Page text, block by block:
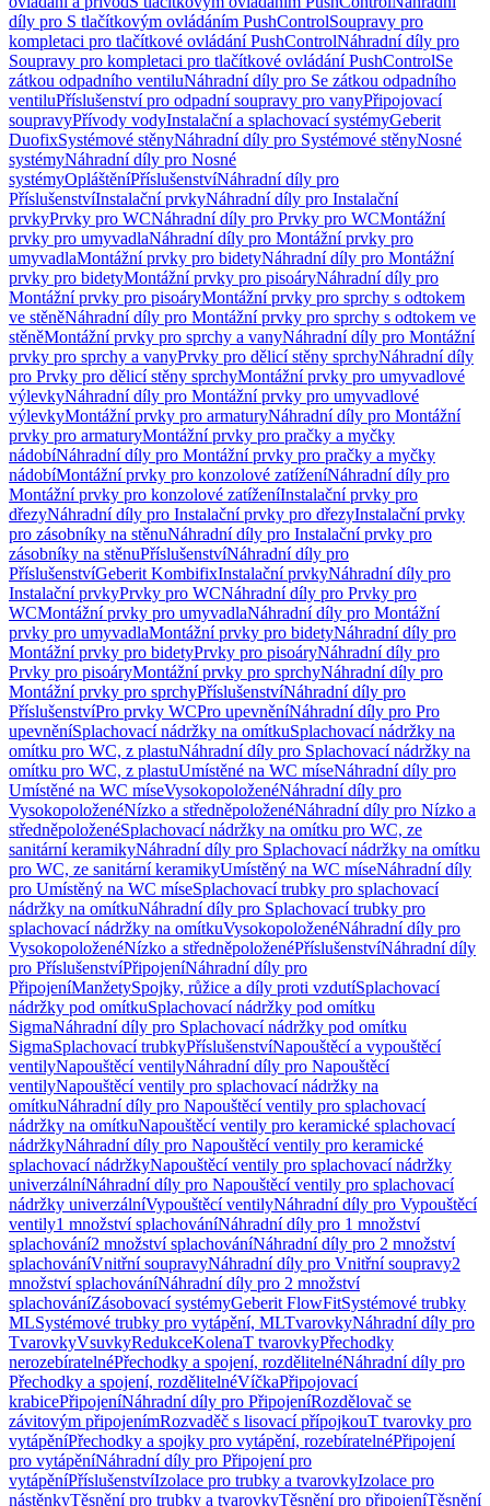
díly pro S tlačítkovým ovládáním PushControlSoupravy pro
kompletaci pro tlačítkové ovládání PushControlNáhradní díly pro
Soupravy pro kompletaci pro tlačítkové ovládání PushControlSe
zátkou odpadního ventiluNáhradní díly pro Se zátkou odpadního
ventiluPříslušenství pro odpadní soupravy pro vanyPřipojovací
soupravyPřívody vodyInstalační a splachovací systémyGeberit
DuofixSystémové stěnyNáhradní díly pro Systémové stěnyNosné
systémyNáhradní díly pro Nosné
systémyOpláštěníPříslušenstvíNáhradní díly pro
PříslušenstvíInstalační prvkyNáhradní díly pro Instalační
prvkyPrvky pro WCNáhradní díly pro Prvky pro WCMontážní
prvky pro umyvadlaNáhradní díly pro Montážní prvky pro
umyvadlaMontážní prvky pro bidetyNáhradní díly pro Montážní
prvky pro bidetyMontážní prvky pro pisoáryNáhradní díly pro
Montážní prvky pro pisoáryMontážní prvky pro sprchy s odtokem
ve stěněNáhradní díly pro Montážní prvky pro sprchy s odtokem ve
stěněMontážní prvky pro sprchy a vanyNáhradní díly pro Montážní
prvky pro sprchy a vanyPrvky pro dělicí stěny sprchyNáhradní díly
pro Prvky pro dělicí stěny sprchyMontážní prvky pro umyvadlové
výlevkyNáhradní díly pro Montážní prvky pro umyvadlové
výlevkyMontážní prvky pro armaturyNáhradní díly pro Montážní
prvky pro armaturyMontážní prvky pro pračky a myčky
nádobíNáhradní díly pro Montážní prvky pro pračky a myčky
nádobíMontážní prvky pro konzolové zatíženíNáhradní díly pro
Montážní prvky pro konzolové zatíženíInstalační prvky pro
dřezyNáhradní díly pro Instalační prvky pro dřezyInstalační prvky
pro zásobníky na stěnuNáhradní díly pro Instalační prvky pro
zásobníky na stěnuPříslušenstvíNáhradní díly pro
PříslušenstvíGeberit KombifixInstalační prvkyNáhradní díly pro
Instalační prvkyPrvky pro WCNáhradní díly pro Prvky pro
WCMontážní prvky pro umyvadlaNáhradní díly pro Montážní
prvky pro umyvadlaMontážní prvky pro bidetyNáhradní díly pro
Montážní prvky pro bidetyPrvky pro pisoáryNáhradní díly pro
Prvky pro pisoáryMontážní prvky pro sprchyNáhradní díly pro
Montážní prvky pro sprchyPříslušenstvíNáhradní díly pro
PříslušenstvíPro prvky WCPro upevněníNáhradní díly pro Pro
upevněníSplachovací nádržky na omítkuSplachovací nádržky na
omítku pro WC, z plastuNáhradní díly pro Splachovací nádržky na
omítku pro WC, z plastuUmístěné na WC míseNáhradní díly pro
Umístěné na WC míseVysokopoloženéNáhradní díly pro
VysokopoloženéNízko a středněpoloženéNáhradní díly pro Nízko a
středněpoloženéSplachovací nádržky na omítku pro WC, ze
sanitární keramikyNáhradní díly pro Splachovací nádržky na omítku
pro WC, ze sanitární keramikyUmístěný na WC míseNáhradní díly
pro Umístěný na WC míseSplachovací trubky pro splachovací
nádržky na omítkuNáhradní díly pro Splachovací trubky pro
splachovací nádržky na omítkuVysokopoloženéNáhradní díly pro
VysokopoloženéNízko a středněpoloženéPříslušenstvíNáhradní díly
pro PříslušenstvíPřipojeníNáhradní díly pro
PřipojeníManžetySpojky, růžice a díly proti vzdutíSplachovací
nádržky pod omítkuSplachovací nádržky pod omítku
SigmaNáhradní díly pro Splachovací nádržky pod omítku
SigmaSplachovací trubkyPříslušenstvíNapouštěcí a vypouštěcí
ventilyNapouštěcí ventilyNáhradní díly pro Napouštěcí
ventilyNapouštěcí ventily pro splachovací nádržky na
omítkuNáhradní díly pro Napouštěcí ventily pro splachovací
nádržky na omítkuNapouštěcí ventily pro keramické splachovací
nádržkyNáhradní díly pro Napouštěcí ventily pro keramické
splachovací nádržkyNapouštěcí ventily pro splachovací nádržky
univerzálníNáhradní díly pro Napouštěcí ventily pro splachovací
nádržky univerzálníVypouštěcí ventilyNáhradní díly pro Vypouštěcí
ventily1 množství splachováníNáhradní díly pro 1 množství
splachování2 množství splachováníNáhradní díly pro 2 množství
splachováníVnitřní soupravyNáhradní díly pro Vnitřní soupravy2
množství splachováníNáhradní díly pro 2 množství
splachováníZásobovací systémyGeberit FlowFitSystémové trubky
MLSystémové trubky pro vytápění, MLTvarovkyNáhradní díly pro
TvarovkyVsuvkyRedukceKolenaT tvarovkyPřechodky
nerozebíratelnéPřechodky a spojení, rozdělitelnéNáhradní díly pro
Přechodky a spojení, rozdělitelnéVíčkaPřipojovací
krabicePřipojeníNáhradní díly pro PřipojeníRozdělovač se
závitovým připojenímRozvaděč s lisovací přípojkouT tvarovky pro
vytápěníPřechodky a spojky pro vytápění, rozebíratelnéPřipojení
pro vytápěníNáhradní díly pro Připojení pro
vytápěníPříslušenstvíIzolace pro trubky a tvarovkyIzolace pro
nástěnkyTěsnění pro trubky a tvarovkyTěsnění pro připojeníTěsnění